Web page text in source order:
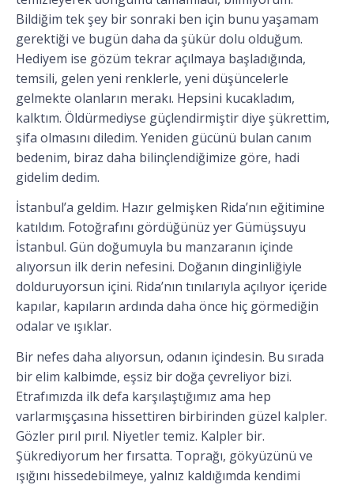
Bildiğim tek şey bir sonraki ben için bunu yaşamam
gerektiği ve bugün daha da şükür dolu olduğum.
Hediyem ise gözüm tekrar açılmaya başladığında,
temsili, gelen yeni renklerle, yeni düşüncelerle
gelmekte olanların merakı. Hepsini kucakladım,
kalktım. Öldürmediyse güçlendirmiştir diye şükrettim,
şifa olmasını diledim. Yeniden gücünü bulan canım
bedenim, biraz daha bilinçlendiğimize göre, hadi
gidelim dedim.
İstanbul’a geldim. Hazır gelmişken Rida’nın eğitimine
katıldım. Fotoğrafını gördüğünüz yer Gümüşsuyu
İstanbul. Gün doğumuyla bu manzaranın içinde
alıyorsun ilk derin nefesini. Doğanın dinginliğiyle
dolduruyorsun içini. Rida’nın tınılarıyla açılıyor içeride
kapılar, kapıların ardında daha önce hiç görmediğin
odalar ve ışıklar.
Bir nefes daha alıyorsun, odanın içindesin. Bu sırada
bir elim kalbimde, eşsiz bir doğa çevreliyor bizi.
Etrafımızda ilk defa karşılaştığımız ama hep
varlarmışçasına hissettiren birbirinden güzel kalpler.
Gözler pırıl pırıl. Niyetler temiz. Kalpler bir.
Şükrediyorum her fırsatta. Toprağı, gökyüzünü ve
ışığını hissedebilmeye, yalnız kaldığımda kendimi